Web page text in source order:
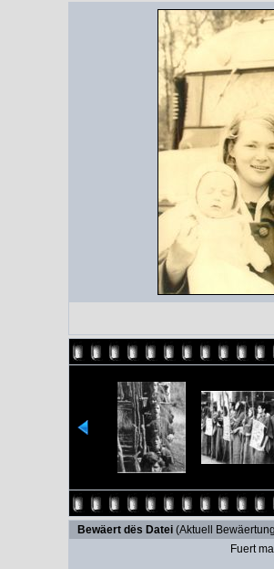
Bewäert dës Datei(Aktuell
Fuert